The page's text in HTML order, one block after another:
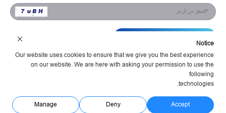
Notice
Our website uses cookies to ensure that we give you the best experience
on our website. We are here with asking your permission to use the
following
technologies.
Accept
Deny
Manage